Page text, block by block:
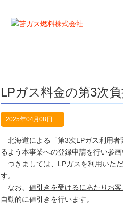
LPガス料金の第3次
2025年04月08日
北海道による「第3次LPガス利用者
るよう本事業への登録申請を行い参画
つきましては、 LPガスを利用いた
す。
なお、 値引きを受けるにあたりお
自動的に値引きを行います。